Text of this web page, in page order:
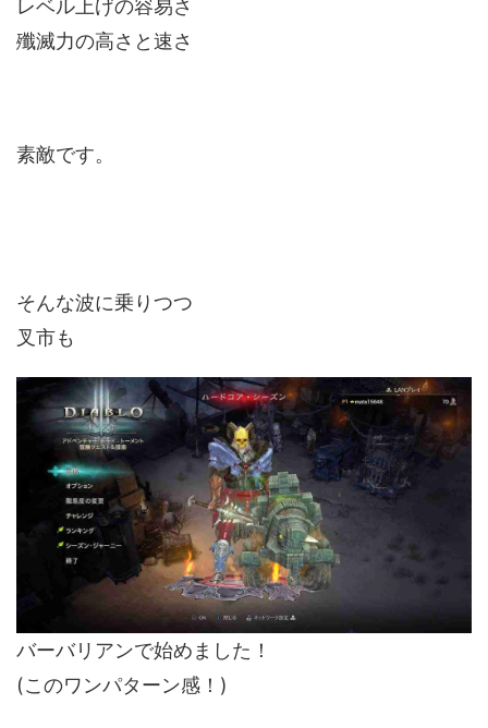
レベル上げの容易さ
殲滅力の高さと速さ
素敵です。
そんな波に乗りつつ
叉市も
バーバリアンで始めました！
(このワンパターン感！)